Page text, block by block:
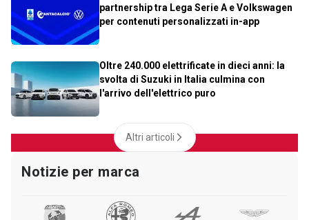
partnership tra Lega Serie A e Volkswagen
per contenuti personalizzati in-app
Oltre 240.000 elettrificate in dieci anni: la
svolta di Suzuki in Italia culmina con
l'arrivo dell'elettrico puro
Altri articoli
Notizie per marca